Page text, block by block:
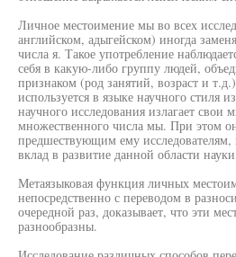
Личное местоимение мы во всех
английском, адыгейском) иногда
числа я. Такое употребление
себя в какую-либо группу людей,
признаком (род занятий, возраст и
используется в языке научного стиля
научного исследования излагает
множественного числа мы. При этом
предшествующим ему
вклад в развитие данной области
Метаязыковая функция личных
непосредственно с переводом в
очередной раз, доказывает, что эти
разнообразны.